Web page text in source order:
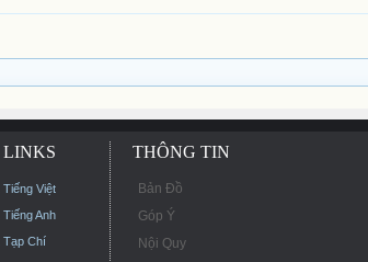
LINKS
Tiếng Việt
Tiếng Anh
Tạp Chí
THÔNG TIN
Bản Đồ
Góp Ý
Nội Quy